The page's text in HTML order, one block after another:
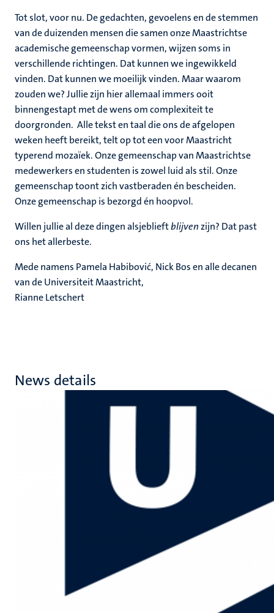
Tot slot, voor nu. De gedachten, gevoelens en de stemmen
van de duizenden mensen die samen onze Maastrichtse
academische gemeenschap vormen, wijzen soms in
verschillende richtingen. Dat kunnen we ingewikkeld
vinden. Dat kunnen we moeilijk vinden. Maar waarom
zouden we? Jullie zijn hier allemaal immers ooit
binnengestapt met de wens om complexiteit te
doorgronden. Alle tekst en taal die ons de afgelopen
weken heeft bereikt, telt op tot een voor Maastricht
typerend mozaïek. Onze gemeenschap van Maastrichtse
medewerkers en studenten is zowel luid als stil. Onze
gemeenschap toont zich vastberaden én bescheiden.
Onze gemeenschap is bezorgd én hoopvol.
Willen jullie al deze dingen alsjeblieftblijvenzijn? Dat past
ons het allerbeste.
Mede namens Pamela Habibović, Nick Bosen alle decanen
van de Universiteit Maastricht,
Rianne Letschert
News details